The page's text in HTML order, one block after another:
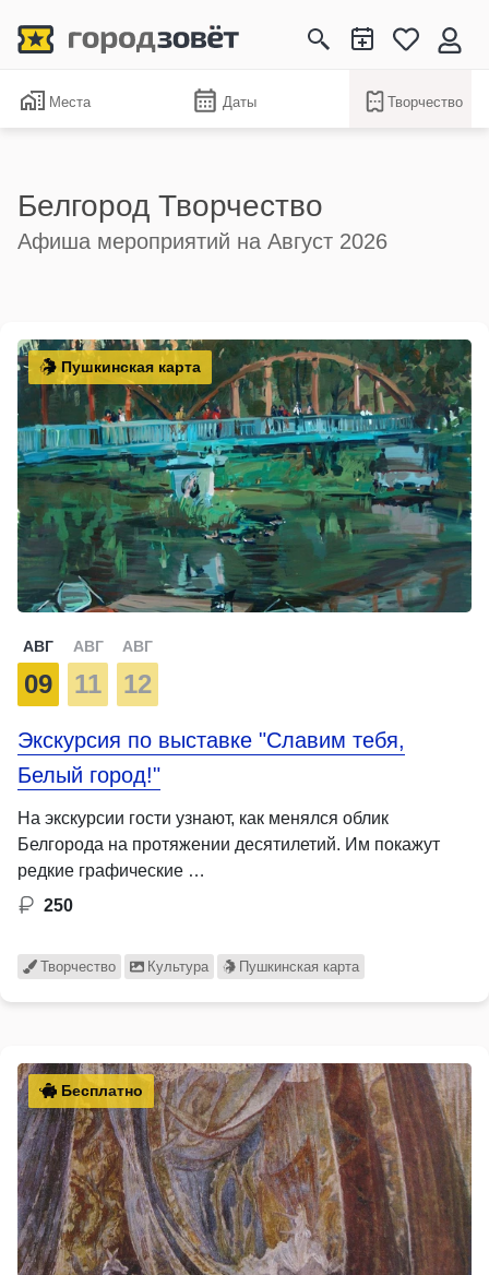
Места Даты Творчество
Белгород Творчество
Афиша мероприятий на Август 2026
Пушкинская карта
АВГ
09
АВГ
11
АВГ
12
Экскурсия по выставке "Славим тебя,
Белый город!"
На экскурсии гости узнают, как менялся облик
Белгорода на протяжении десятилетий. Им покажут
редкие графические …
250
Творчество Культура Пушкинская карта
Бесплатно